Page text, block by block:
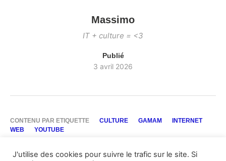
Massimo
IT + culture = <3
Publié
3 avril 2026
CONTENU PAR ETIQUETTE CULTURE GAMAM
INTERNET
WEB
YOUTUBE
J'utilise des cookies pour suivre le trafic sur le site. Si